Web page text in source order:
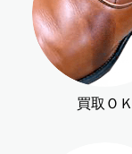
買取ＯＫ